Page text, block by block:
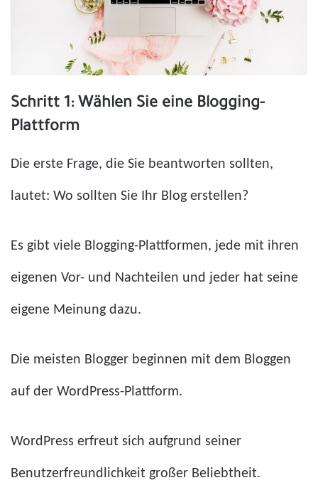
Schritt 1: Wählen Sie eine Blogging-
Plattform
Die erste Frage, die Sie beantworten sollten,
lautet: Wo sollten Sie Ihr Blog erstellen?
Es gibt viele Blogging-Plattformen, jede mit ihren
eigenen Vor- und Nachteilen und jeder hat seine
eigene Meinung dazu.
Die meisten Blogger beginnen mit dem Bloggen
auf der WordPress-Plattform.
WordPress erfreut sich aufgrund seiner
Benutzerfreundlichkeit großer Beliebtheit.